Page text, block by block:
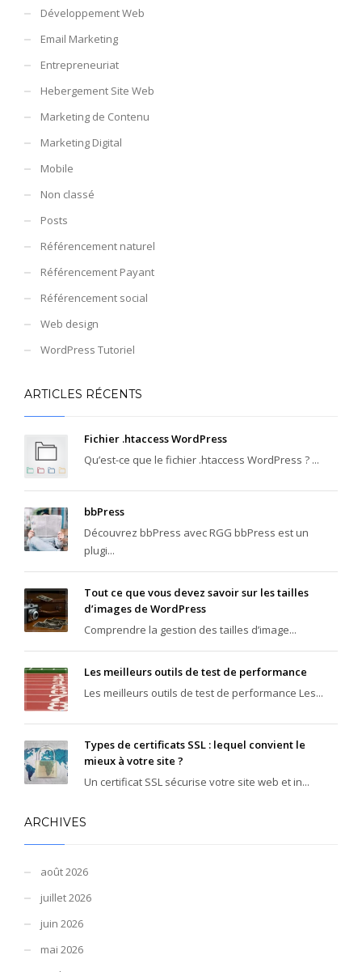
Développement Web
Email Marketing
Entrepreneuriat
Hebergement Site Web
Marketing de Contenu
Marketing Digital
Mobile
Non classé
Posts
Référencement naturel
Référencement Payant
Référencement social
Web design
WordPress Tutoriel
ARTICLES RÉCENTS
Fichier .htaccess WordPress
Qu’est-ce que le fichier .htaccess WordPress ? ...
bbPress
Découvrez bbPress avec RGG bbPress est un
plugi...
Tout ce que vous devez savoir sur les tailles
d’images de WordPress
Comprendre la gestion des tailles d’image...
Les meilleurs outils de test de performance
Les meilleurs outils de test de performance Les...
Types de certificats SSL : lequel convient le
mieux à votre site ?
Un certificat SSL sécurise votre site web et in...
ARCHIVES
août 2026
juillet 2026
juin 2026
mai 2026